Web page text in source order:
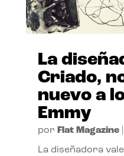
La
Criado,
nuevo a
Emmy
por Flat Magazine|
La diseñadora